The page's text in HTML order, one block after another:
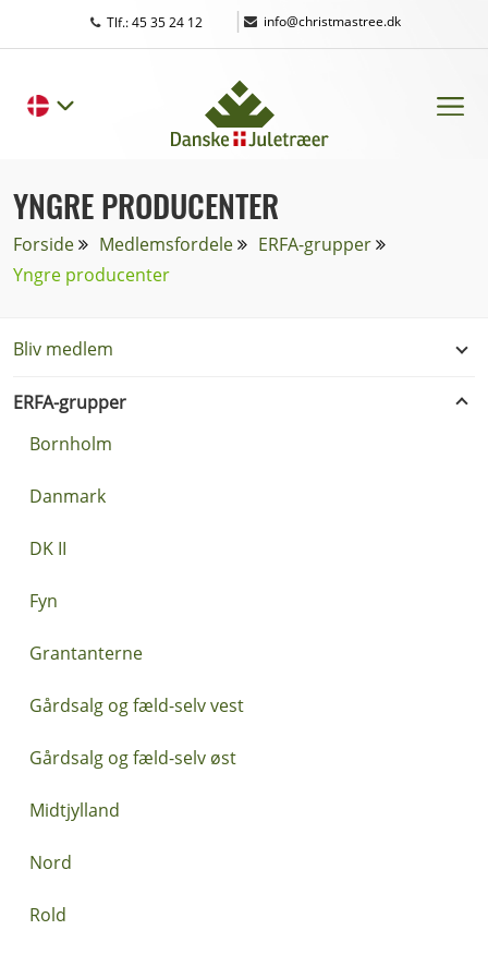
Tlf.: 45 35 24 12 | info@christmastree.dk
YNGRE PRODUCENTER
Forside Medlemsfordele
ERFA-grupper
Yngre producenter
Bliv medlem
ERFA-grupper
Bornholm
Danmark
DK II
Fyn
Grantanterne
Gårdsalg og fæld-selv vest
Gårdsalg og fæld-selv øst
Midtjylland
Nord
Rold